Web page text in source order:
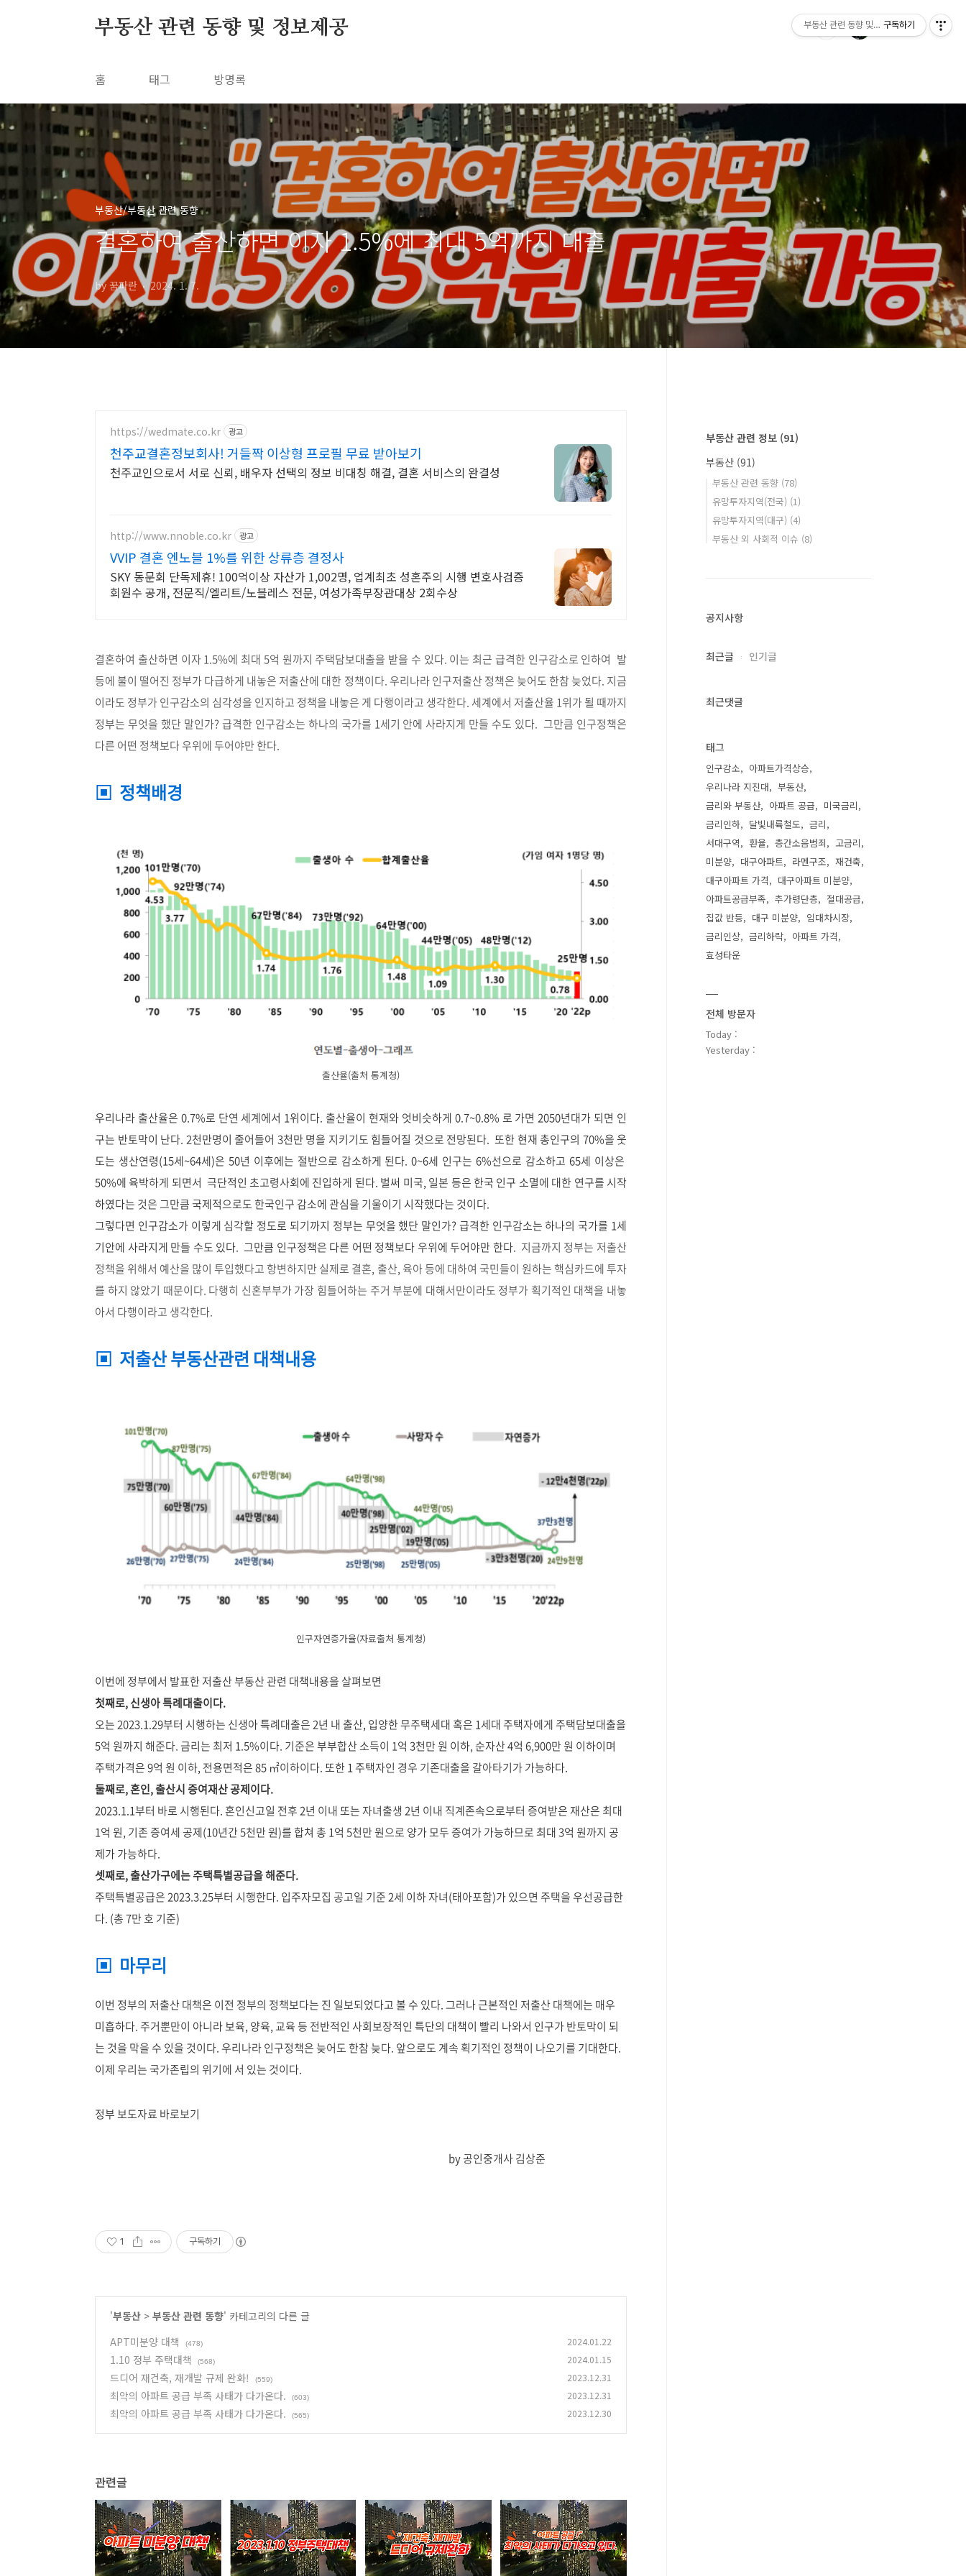
부동산 관련 동향 및 정보제공
홈 태그 방명록
부동산/부동산 관련 동향
결혼하여 출산하면 이자 1.5%에 최대 5억까지 대출
by 꿈파란 2024. 1. 7.
https://wedmate.co.kr 광고
천주교결혼정보회사! 거들짝 이상형 프로필 무료 받아보기
천주교인으로서 서로 신뢰, 배우자 선택의 정보 비대칭 해결, 결혼 서비스의 완결성
http://www.nnoble.co.kr 광고
VVIP 결혼 엔노블 1%를 위한 상류층 결정사
SKY 동문회 단독제휴! 100억이상 자산가 1,002명, 업계최초 성혼주의 시행 변호사검증
회원수 공개, 전문직/엘리트/노블레스 전문, 여성가족부장관대상 2회수상
결혼하여 출산하면 이자 1.5%에 최대 5억 원까지 주택담보대출을 받을 수 있다. 이는 최근 급격한 인구감소로 인하여 발
등에 불이 떨어진 정부가 다급하게 내놓은 저출산에 대한 정책이다. 우리나라 인구저출산 정책은 늦어도 한참 늦었다. 지금
이라도 정부가 인구감소의 심각성을 인지하고 정책을 내놓은 게 다행이라고 생각한다. 세계에서 저출산율 1위가 될 때까지
정부는 무엇을 했단 말인가? 급격한 인구감소는 하나의 국가를 1세기 안에 사라지게 만들 수도 있다. 그만큼 인구정책은
다른 어떤 정책보다 우위에 두어야만 한다.
▣ 정책배경
출산율(출처 통계청)
우리나라 출산율은 0.7%로 단연 세계에서 1위이다. 출산율이 현재와 엇비슷하게 0.7~0.8% 로 가면 2050년대가 되면 인
구는 반토막이 난다. 2천만명이 줄어들어 3천만 명을 지키기도 힘들어질 것으로 전망된다. 또한 현재 총인구의 70%을 웃
도는 생산연령(15세~64세)은 50년 이후에는 절반으로 감소하게 된다. 0~6세 인구는 6%선으로 감소하고 65세 이상은
50%에 육박하게 되면서 극단적인 초고령사회에 진입하게 된다. 벌써 미국, 일본 등은 한국 인구 소멸에 대한 연구를 시작
하였다는 것은 그만큼 국제적으로도 한국인구 감소에 관심을 기울이기 시작했다는 것이다.
그렇다면 인구감소가 이렇게 심각할 정도로 되기까지 정부는 무엇을 했단 말인가? 급격한 인구감소는 하나의 국가를 1세
기안에 사라지게 만들 수도 있다. 그만큼 인구정책은 다른 어떤 정책보다 우위에 두어야만 한다. 지금까지 정부는 저출산
정책을 위해서 예산을 많이 투입했다고 항변하지만 실제로 결혼, 출산, 육아 등에 대하여 국민들이 원하는 핵심카드에 투자
를 하지 않았기 때문이다. 다행히 신혼부부가 가장 힘들어하는 주거 부분에 대해서만이라도 정부가 획기적인 대책을 내놓
아서 다행이라고 생각한다.
▣ 저출산 부동산관련 대책내용
인구자연증가율(자료출처 통계청)
이번에 정부에서 발표한 저출산 부동산 관련 대책내용을 살펴보면
첫째로, 신생아 특례대출이다.
오는 2023.1.29부터 시행하는 신생아 특례대출은 2년 내 출산, 입양한 무주택세대 혹은 1세대 주택자에게 주택담보대출을
5억 원까지 해준다. 금리는 최저 1.5%이다. 기준은 부부합산 소득이 1억 3천만 원 이하, 순자산 4억 6,900만 원 이하이며
주택가격은 9억 원 이하, 전용면적은 85 ㎡이하이다. 또한 1 주택자인 경우 기존대출을 갈아타기가 가능하다.
둘째로, 혼인, 출산시 증여재산 공제이다.
2023.1.1부터 바로 시행된다. 혼인신고일 전후 2년 이내 또는 자녀출생 2년 이내 직계존속으로부터 증여받은 재산은 최대
1억 원, 기존 증여세 공제(10년간 5천만 원)를 합쳐 총 1억 5천만 원으로 양가 모두 증여가 가능하므로 최대 3억 원까지 공
제가 가능하다.
셋째로, 출산가구에는 주택특별공급을 해준다.
주택특별공급은 2023.3.25부터 시행한다. 입주자모집 공고일 기준 2세 이하 자녀(태아포함)가 있으면 주택을 우선공급한
다. (총 7만 호 기준)
▣ 마무리
이번 정부의 저출산 대책은 이전 정부의 정책보다는 진 일보되었다고 볼 수 있다. 그러나 근본적인 저출산 대책에는 매우
미흡하다. 주거뿐만이 아니라 보육, 양육, 교육 등 전반적인 사회보장적인 특단의 대책이 빨리 나와서 인구가 반토막이 되
는 것을 막을 수 있을 것이다. 우리나라 인구정책은 늦어도 한참 늦다. 앞으로도 계속 획기적인 정책이 나오기를 기대한다.
이제 우리는 국가존립의 위기에 서 있는 것이다.
정부 보도자료 바로보기
by 공인중개사 김상준
1 구독하기
'부동산 > 부동산 관련 동향' 카테고리의 다른 글
APT미분양 대책
(478) 2024.01.22
1.10 정부 주택대책 (568) 2024.01.15
드디어 재건축, 재개발 규제 완화! (559) 2023.12.31
최악의 아파트 공급 부족 사태가 다가온다. (603) 2023.12.31
최악의 아파트 공급 부족 사태가 다가온다. (565) 2023.12.30
관련글
부동산 관련 정보 (91)
부동산 (91)
부동산 관련 동향 (78)
유망투자지역(전국) (1)
유망투자지역(대구) (4)
부동산 외 사회적 이슈 (8)
공지사항
최근글 인기글
최근댓글
태그
인구감소
아파트가격상승
우리나라 지진대
부동산
금리와 부동산
아파트 공급
미국금리
금리인하
달빛내륙철도
금리
서대구역
환율 층간소음범죄
고금리
미분양
대구아파트 라멘구조
재건축
대구아파트 가격
대구아파트 미분양
아파트공급부족
추가령단층
절대공급
집값 반등
대구 미분양
임대차시장
금리인상
금리하락
아파트 가격
효성타운
전체 방문자
Today :
Yesterday :
부동산 관련 동향 및 정보제공
구독하기